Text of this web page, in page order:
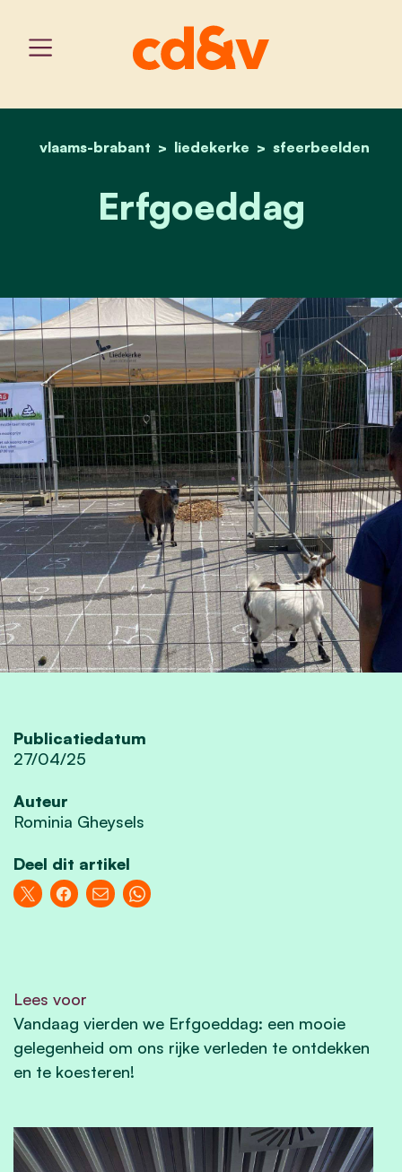
home
vlaams-brabant liedekerke sfeerbeelden
erfgoeddag
Erfgoeddag
Publicatiedatum
27/04/25
Auteur
Rominia Gheysels
Deel dit artikel
Lees voor
Vandaag vierden we Erfgoeddag: een mooie
gelegenheid om ons rijke verleden te ontdekken
en te koesteren!